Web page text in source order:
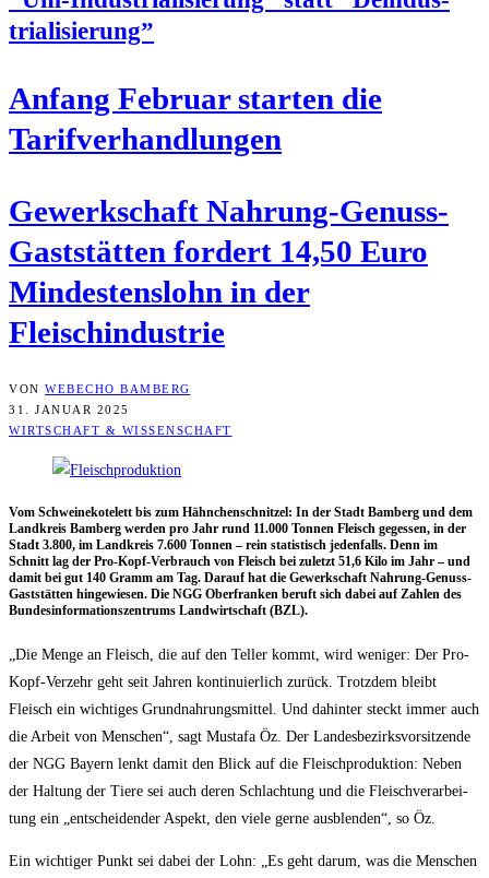
tria­li­sie­rung”
Anfang Febru­ar star­ten die
Tarifverhandlungen
Gewerk­schaft Nah­rung-Genuss-
Gast­stät­ten for­dert 14,50 Euro
Min­des­ten­slohn in der
Fleischindustrie
VON WEBECHO BAMBERG
31. JANUAR 2025
WIRTSCHAFT & WISSENSCHAFT
Vom Schwei­ne­ko­te­lett bis zum Hähn­chen­schnit­zel: In der Stadt Bam­berg und dem
Land­kreis Bam­berg wer­den pro Jahr rund 11.000 Ton­nen Fleisch geges­sen, in der
Stadt 3.800, im Land­kreis 7.600 Ton­nen – rein sta­tis­tisch jeden­falls. Denn im
Schnitt lag der Pro-Kopf-Ver­brauch von Fleisch bei zuletzt 51,6 Kilo im Jahr – und
damit bei gut 140 Gramm am Tag. Dar­auf hat die Gewerk­schaft Nah­rung-Genuss-
Gast­stät­ten hin­ge­wie­sen. Die NGG Ober­fran­ken beruft sich dabei auf Zah­len des
Bun­des­in­for­ma­ti­ons­zen­trums Land­wirt­schaft (BZL).
„Die Men­ge an Fleisch, die auf den Tel­ler kommt, wird weni­ger: Der Pro-
Kopf-Ver­zehr geht seit Jah­ren kon­ti­nu­ier­lich zurück. Trotz­dem bleibt
Fleisch ein wich­ti­ges Grund­nah­rungs­mit­tel. Und dahin­ter steckt immer auch
die Arbeit von Men­schen“, sagt Mus­ta­fa Öz. Der Lan­des­be­zirks­vor­sit­zen­de
der NGG Bay­ern lenkt damit den Blick auf die Fleisch­pro­duk­ti­on: Neben
der Hal­tung der Tie­re sei auch deren Schlach­tung und die Fleisch­ver­ar­bei­
tung ein „ent­schei­den­der Aspekt, den vie­le ger­ne aus­blen­den“, so Öz.
Ein wich­ti­ger Punkt sei dabei der Lohn: „Es geht dar­um, was die Men­schen